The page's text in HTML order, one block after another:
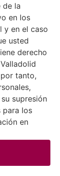
de la
en los
y en el caso
usted
derecho
tanto,
supresión
para los
en